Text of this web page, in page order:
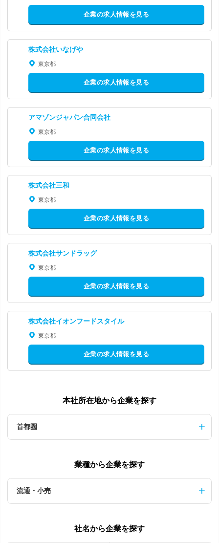
企業の求人情報を見る
株式会社いなげや
東京都
企業の求人情報を見る
アマゾンジャパン合同会社
東京都
企業の求人情報を見る
株式会社三和
東京都
企業の求人情報を見る
株式会社サンドラッグ
東京都
企業の求人情報を見る
株式会社イオンフードスタイル
東京都
企業の求人情報を見る
本社所在地から企業を探す
首都圏
業種から企業を探す
流通・小売
社名から企業を探す